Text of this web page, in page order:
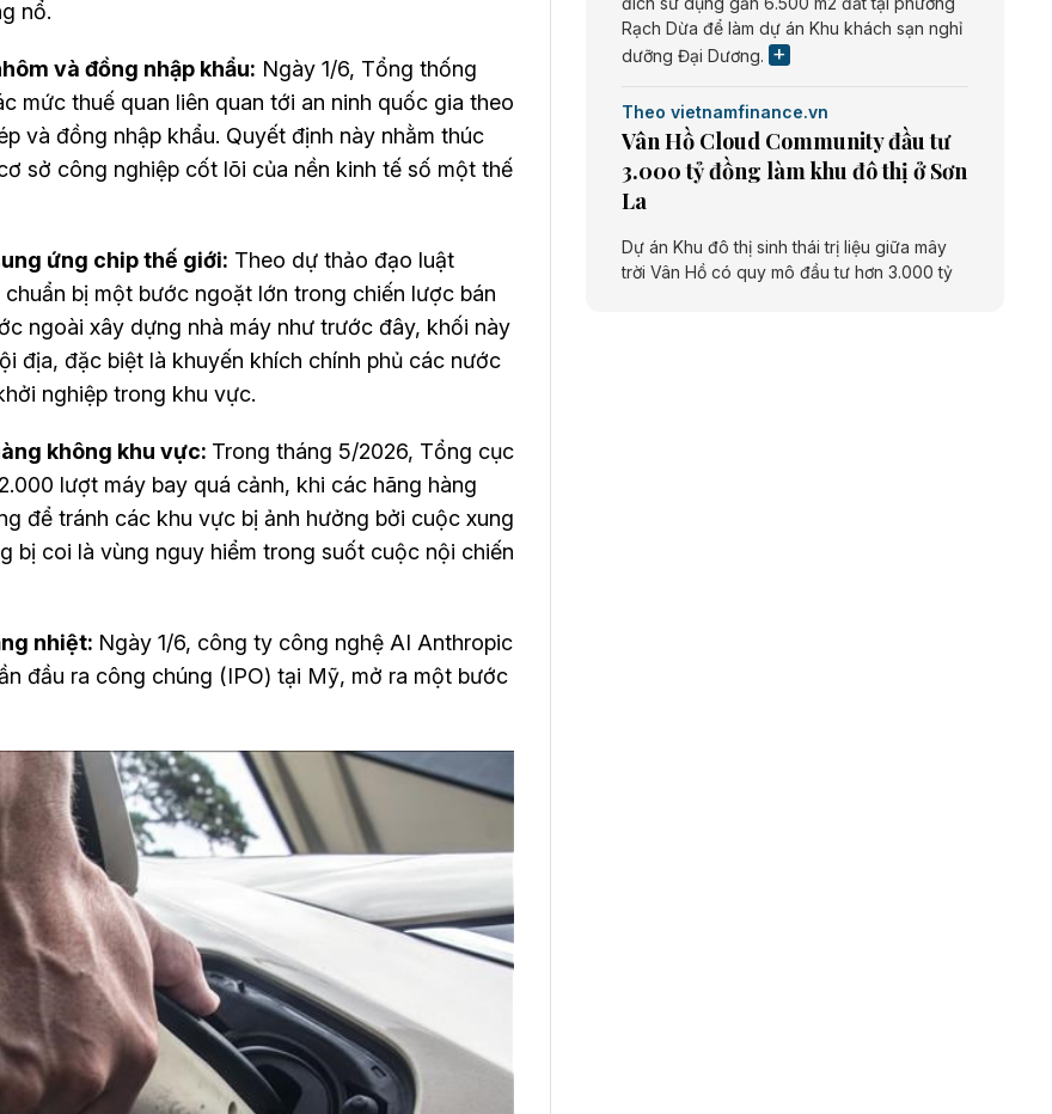
nổ.
và đồng nhập khẩu: Ngày 1/6, Tổng thống
mức thuế quan liên quan tới an ninh quốc gia theo
và đồng nhập khẩu. Quyết định này nhằm thúc
sở công nghiệp cốt lõi của nền kinh tế số một thế
ứng chip thế giới: Theo dự thảo đạo luật
bị một bước ngoặt lớn trong chiến lược bán
ngoài xây dựng nhà máy như trước đây, khối này
địa, đặc biệt là khuyến khích chính phủ các nước
nghiệp trong khu vực.
không khu vực: Trong tháng 5/2026, Tổng cục
lượt máy bay quá cảnh, khi các hãng hàng
để tránh các khu vực bị ảnh hưởng bởi cuộc xung
bị coi là vùng nguy hiểm trong suốt cuộc nội chiến
nhiệt: Ngày 1/6, công ty công nghệ AI Anthropic
đầu ra công chúng (IPO) tại Mỹ, mở ra một bước
Rạch Dừa để làm dự án Khu khách sạn nghỉ
dưỡng Đại Dương.
Theo vietnamfinance.vn
Vân Hồ Cloud Community đầu tư
3.000 tỷ đồng làm khu đô thị ở Sơn
La
Dự án Khu đô thị sinh thái trị liệu giữa mây
trời Vân Hồ có quy mô đầu tư hơn 3.000 tỷ